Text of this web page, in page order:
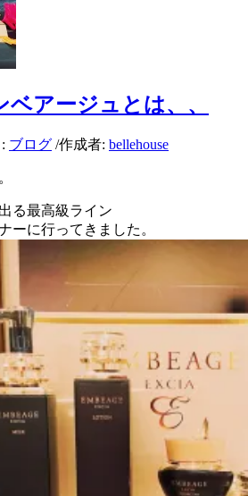
アージュとは、、
ブログ /作成者: bellehouse
る最高級ライン
ーに行ってきました。